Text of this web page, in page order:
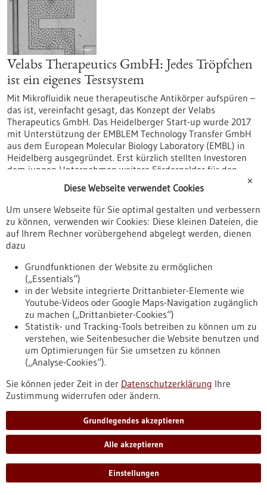
Velabs Therapeutics GmbH: Jedes Tröpfchen
ist ein eigenes Testsystem
Mit Mikrofluidik neue therapeutische Antikörper aufspüren –
das ist, vereinfacht gesagt, das Konzept der Velabs
Therapeutics GmbH. Das Heidelberger Start-up wurde 2017
mit Unterstützung der EMBLEM Technology Transfer GmbH
aus dem European Molecular Biology Laboratory (EMBL) in
Heidelberg ausgegründet. Erst kürzlich stellten Investoren
dem jungen Unternehmen weitere Fördergelder für den
Ausbau seiner Technologien und Anwendungen zur
https://www.gesundheitsindustrie-
bw.de/fachbeitrag/aktuell/velabs-therapeutics-gmbh-jedes-
troepfchen-ist-ein-eigenes-testsystem
Dossier - 06.12.2019
Mikrobiom: Menschliche Gesundheit eng mit
Mikroben-WG vernetzt
Der Mensch beherbergt 1,3-mal so viele Mikroorganismen wie
er Körperzellen hat. Diese mikrobielle Gemeinschaft
beeinflusst, wie wir unsere Nahrung verdauen, wie aktiv
unser Immunsystem ist, aber auch, ob wir eher ängstlich
oder neugierig sind. Mittlerweile wird eine Reihe von
Erkrankungen mit einem gestörten Mikrobiom in Verbindung
gebracht. Bis das Wissen für Therapien genutzt werden kann,
✕
Diese Webseite verwendet Cookies
Um unsere Webseite für Sie optimal gestalten und verbessern
zu können, verwenden wir Cookies: Diese kleinen Dateien, die
auf Ihrem Rechner vorübergehend abgelegt werden, dienen
dazu
Grundfunktionen der Website zu ermöglichen
(„Essentials“)
in der Website integrierte Drittanbieter-Elemente wie
Youtube-Videos oder Google Maps-Navigation zugänglich
zu machen („Drittanbieter-Cookies“)
Statistik- und Tracking-Tools betreiben zu können um zu
verstehen, wie Seitenbesucher die Website benutzen und
um Optimierungen für Sie umsetzen zu können
(„Analyse-Cookies“).
Sie können jeder Zeit in der Datenschutzerklärung Ihre
Zustimmung widerrufen oder ändern.
Grundlegendes akzeptieren
Alle akzeptieren
Einstellungen